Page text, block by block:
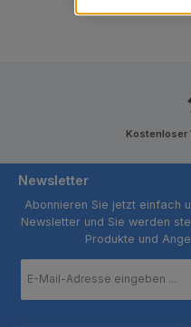
Kostenloser
Newsletter
Abonnieren Sie jetzt einfach
Newsletter und Sie werden
Produkte und
Mail-